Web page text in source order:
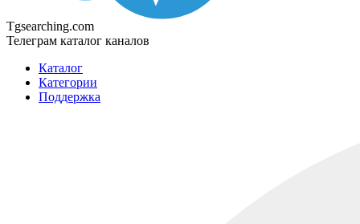
Tgsearching.com
Телеграм каталог каналов
Каталог
Категории
Поддержка